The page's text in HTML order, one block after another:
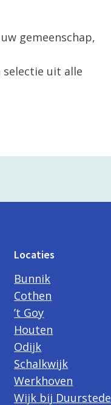
gemeenschap,
selectie uit alle
Locaties
Bunnik
Cothen
’t Goy
Houten
Odijk
Schalkwijk
Werkhoven
Wijk bij Duurstede